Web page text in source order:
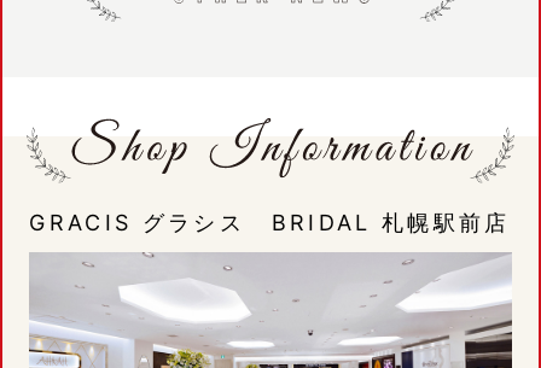
GRACIS グラシス BRIDAL 札幌駅前店